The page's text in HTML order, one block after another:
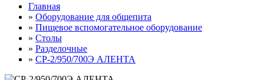
Главная
» Оборудование для общепита
» Пищевое вспомогательное оборудование
» Столы
» Разделочные
» СР-2/950/700Э АЛЕНТА